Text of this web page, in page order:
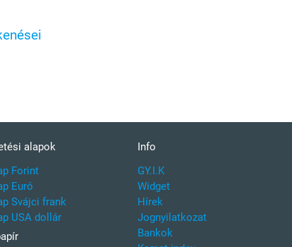
alapok
Forint
Euró
Svájci frank
USA dollár
Info
GY.I.K
Widget
Hírek
Jognyilatkozat
Bankok